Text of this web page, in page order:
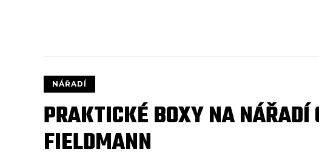
NÁŘADÍ
PRAKTICKÉ BOXY NA NÁŘADÍ
FIELDMANN